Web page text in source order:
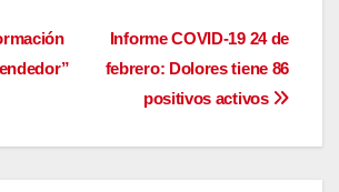
Informe COVID-19 24 de
febrero: Dolores tiene 86
positivos activos